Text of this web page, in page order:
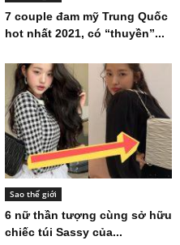
7 couple đam mỹ Trung Quốc
hot nhất 2021, có “thuyền”...
Sao thế giới
6 nữ thần tượng cùng sở hữu
chiếc túi Sassy của...